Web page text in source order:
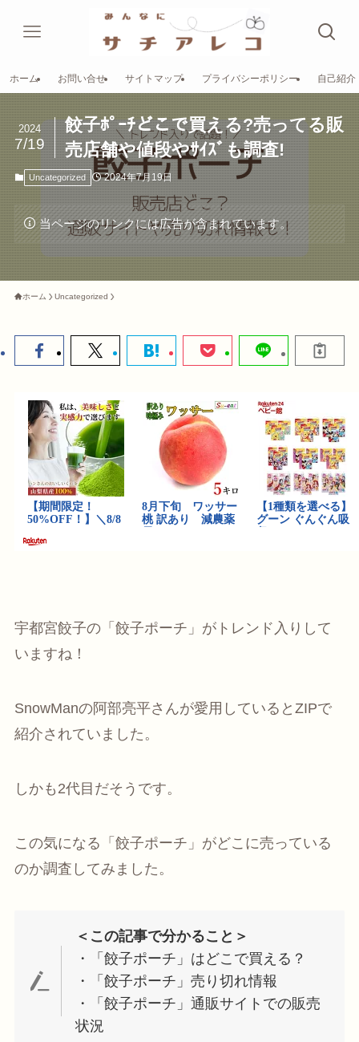
ホーム お問い合せ サイトマップ プライバシーポリシー 自己紹介
餃子ﾎﾟｰﾁどこで買える?売ってる販
売店舗や値段やｻｲｽﾞも調査!
2024
7/19
Uncategorized 2024年7月19日
当ページのリンクには広告が含まれています。
ホーム Uncategorized
宇都宮餃子の「餃子ポーチ」がトレンド入りして
いますね！
SnowManの阿部亮平さんが愛用しているとZIPで
紹介されていました。
しかも2代目だそうです。
この気になる「餃子ポーチ」がどこに売っている
のか調査してみました。
＜この記事で分かること＞
・「餃子ポーチ」はどこで買える？
・「餃子ポーチ」売り切れ情報
・「餃子ポーチ」通販サイトでの販売
状況